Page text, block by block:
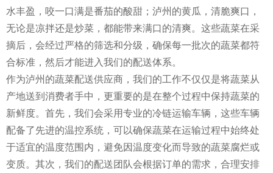
水丰盈，咬一口满是番茄的酸甜；泸州的黄瓜，清脆爽口，
无论是凉拌还是炒菜，都能带来满口的清爽。这些蔬菜在采
摘后，会经过严格的筛选和分级，确保每一批次的蔬菜都符
合标准，然后才能进入我们的配送体系。
作为泸州的蔬菜配送供应商，我们的工作不仅仅是将蔬菜从
产地送到消费者手中，更重要的是在整个过程中保持蔬菜的
新鲜度。首先，我们会采用专业的冷链运输车辆，这些车辆
配备了先进的温控系统，可以确保蔬菜在运输过程中始终处
于适宜的温度范围内，避免因温度变化而导致的蔬菜腐烂或
变质。其次，我们的配送团队会根据订单的需求，合理安排